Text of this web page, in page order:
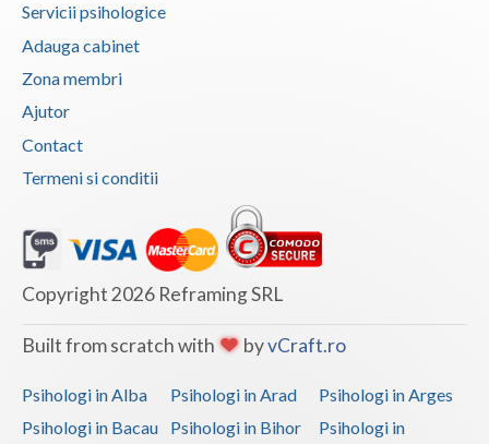
Satu-Mare
Sibiu
Suceava
Teleorman
Tulcea
Valcea
Vaslui
Servicii psihologice
Adauga cabinet
Zona membri
Ajutor
Contact
Termeni si conditii
Copyright 2026 Reframing SRL
Built from scratch with byvCraft.ro
Psihologi in Alba Psihologi in Arad
Psihologi in Arges
Psihologi in Bacau
Psihologi in Bihor
Psihologi in